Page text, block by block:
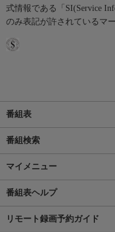
式情報である「SI(Service
のみ表記が許されているマー
番組表
番組検索
マイメニュー
番組表ヘルプ
リモート録画予約ガイド